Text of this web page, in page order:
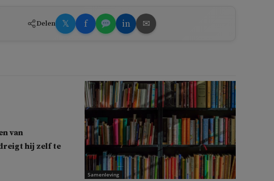
Delen 𝕏 f in ✉
van
hij zelf te
Samenleving